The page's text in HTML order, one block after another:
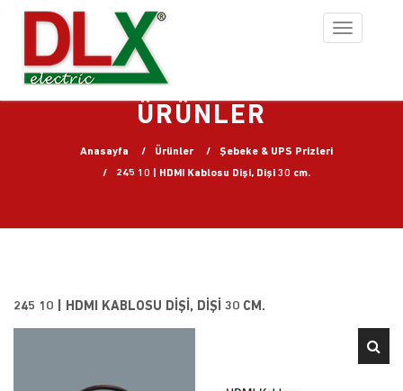
Toggle
navigation
ÜRÜNLER
Anasayfa Ürünler
Şebeke & UPS Prizleri
245 10 | HDMI Kablosu Dişi, Dişi 30 cm.
245 10 | HDMI KABLOSU DIŞI, DIŞI 30 CM.